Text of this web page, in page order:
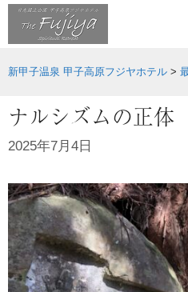
Skip
新甲子温泉 甲子高原フジヤホテル >
ナルシズムの正体
2025年7月4日